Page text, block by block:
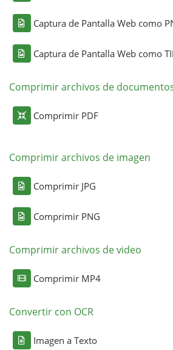
Captura de Pantalla Web como
Captura de Pantalla Web como
Comprimir archivos de
Comprimir PDF
Comprimir archivos de imagen
Comprimir JPG
Comprimir PNG
Comprimir archivos de video
Comprimir MP4
Convertir con OCR
Imagen a Texto